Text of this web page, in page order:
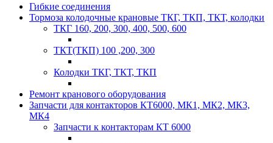
Гибкие соединения
Тормоза колодочные крановые ТКГ, ТКП, ТКТ, колодки
ТКГ 160, 200, 300, 400, 500, 600
ТКТ(ТКП) 100 ,200, 300
Колодки ТКГ, ТКТ, ТКП
Ремонт кранового оборудования
Запчасти для контакторов КТ6000, МК1, МК2, МК3,
МК4
Запчасти к контакторам КТ 6000